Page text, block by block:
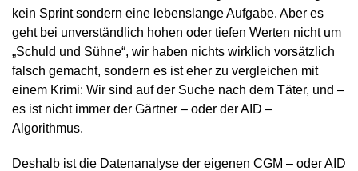
kein Sprint sondern eine lebenslange Aufgabe. Aber es
geht bei unverständlich hohen oder tiefen Werten nicht um
„Schuld und Sühne“, wir haben nichts wirklich vorsätzlich
falsch gemacht, sondern es ist eher zu vergleichen mit
einem Krimi: Wir sind auf der Suche nach dem Täter, und –
es ist nicht immer der Gärtner – oder der AID –
Algorithmus.
Deshalb ist die Datenanalyse der eigenen CGM – oder AID